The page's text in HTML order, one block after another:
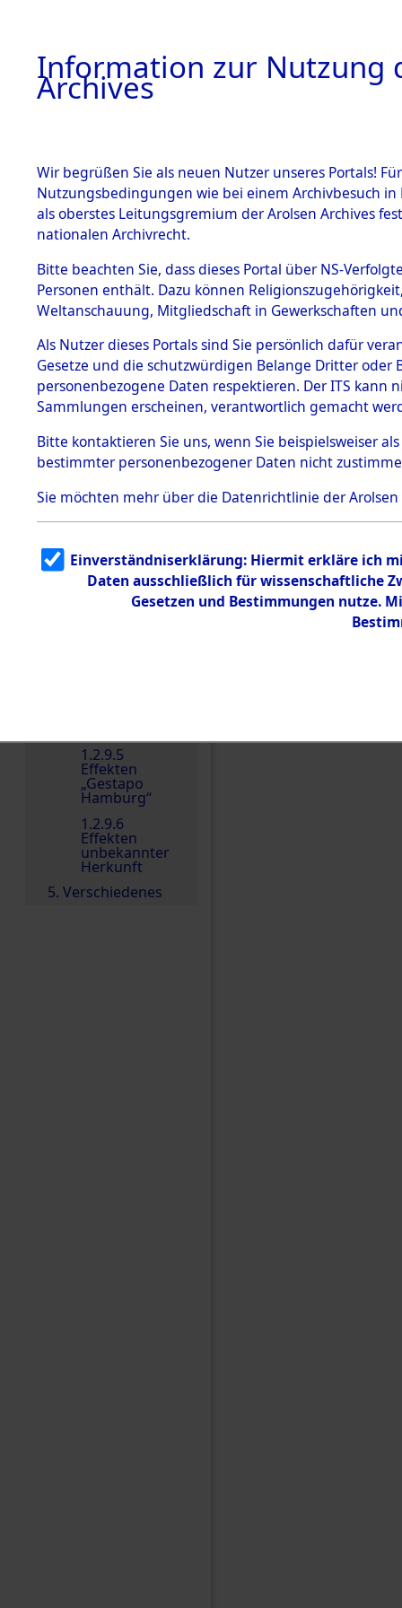
BESTÄNDE
1.
Inhaftierungsdoku
mente
1.2.9 Beim ITS
Effekten
1.2.9.1
Effekten aus
dem KZ
Dachau
Dokument
e
1.2.9.2
Effekten aus
dem KZ
Landesentsch
ädigungsamt
1.2.9.5
Effekten
„Gestapo
Hamburg“
1.2.9.6
Effekten
unbekannter
Herkunft
5. Verschiedenes
0041
Einen Kommentar
Information zur Nutzung
Archives
Wir begrüßen Sie als neuen Nutzer unseres Portals!
Nutzungsbedingungen wie bei einem Archivbesuch
als oberstes Leitungsgremium der Arolsen Archives
nationalen Archivrecht.
Bitte beachten Sie, dass dieses Portal über NS-
Personen enthält. Dazu können
Weltanschauung, Mitgliedschaft in Gewerkschaften
Als Nutzer dieses Portals sind Sie persönlich dafür
Gesetze und die schutzwürdigen Belange Dritter
personenbezogene Daten respektieren. Der ITS
Sammlungen erscheinen, verantwortlich gemacht
Bitte kontaktieren Sie uns, wenn Sie beispielsweiser
bestimmter personenbezogener Daten nicht
Sie möchten mehr über die Datenrichtlinie der Arolsen
Einverständniserklärung: Hiermit erkläre ich
Daten ausschließlich für wissenschaftliche
Gesetzen und Bestimmungen nutze.